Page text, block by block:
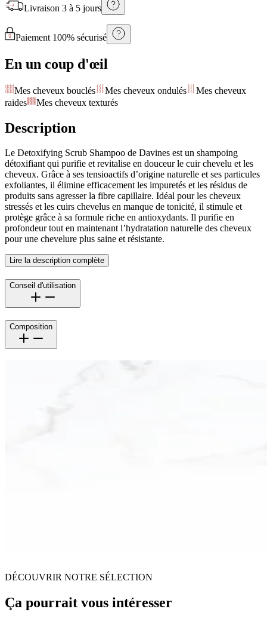
Livraison 3 à 5 jours
Paiement 100% sécurisé
En un coup d'œil
Mes cheveux bouclés Mes cheveux ondulés
Mes cheveux
raides
Mes cheveux texturés
Description
Le Detoxifying Scrub Shampoo de Davines est un shampoing
détoxifiant qui purifie et revitalise en douceur le cuir chevelu et les
cheveux. Grâce à ses tensioactifs d’origine naturelle et ses particules
exfoliantes, il élimine efficacement les impuretés et les résidus de
produits sans agresser la fibre capillaire. Idéal pour les cheveux
stressés et les cuirs chevelus en manque de tonicité, il stimule et
protège grâce à sa formule riche en antioxydants. Il purifie en
profondeur tout en maintenant l’hydratation naturelle des cheveux
pour une chevelure plus saine et résistante.
Lire la description complète
Conseil d'utilisation
Composition
DÉCOUVRIR NOTRE SÉLECTION
Ça pourrait vous intéresser